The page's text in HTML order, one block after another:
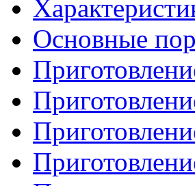
Основные